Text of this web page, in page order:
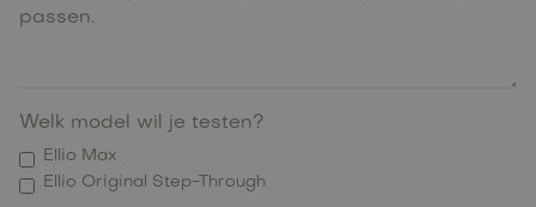
Welk model wil je testen?
Ellio Max
Ellio Original Step-Through